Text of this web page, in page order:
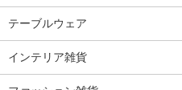
テーブルウェア
インテリア雑貨